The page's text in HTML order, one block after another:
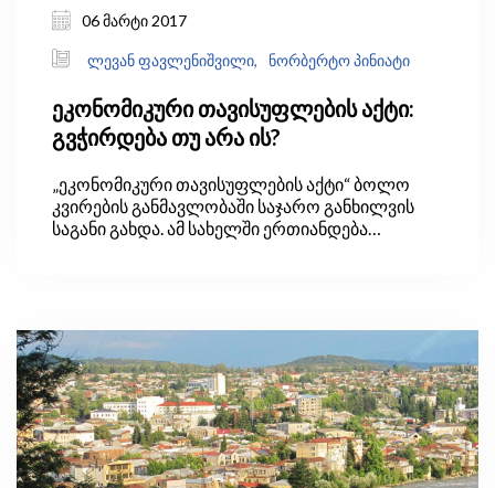
06 მარტი 2017
ლევან ფავლენიშვილი, ნორბერტო პინიატი
ეკონომიკური თავისუფლების აქტი:
გვჭირდება თუ არა ის?
„ეკონომიკური თავისუფლების აქტი“ ბოლო
კვირების განმავლობაში საჯარო განხილვის
საგანი გახდა. ამ სახელში ერთიანდება
საგადასახადო განაკვეთის გასაზრდელად
საჭიროა რეფერენდუმის ჩატარება და 2) 2013
წელს ძალაში შესული კანონი ეკონომიკური
თავისუფლების შესახებ, რომელიც დამატებით
შეზღუდვებს უწესებს ხელისუფლებას
ფისკალურ პოლიტიკის განხორციელებაში (იხ.
ცხრილი 1).